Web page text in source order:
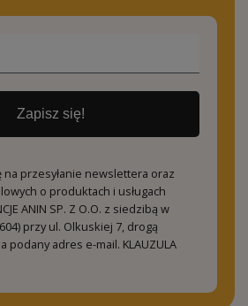
Zapisz się!
na przesyłanie newslettera oraz
o produktach i usługach
ANIN SP. Z O.O. z siedzibą w
przy ul. Olkuskiej 7, drogą
podany adres e-mail. KLAUZULA